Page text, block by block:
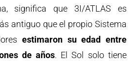
significa que 3I/ATLAS es
antiguo que el propio Sistema
estimaron su edad entre
de años. El Sol solo tiene